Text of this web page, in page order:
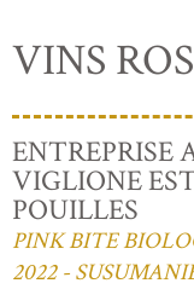
VINS
ENTREPRISE
VIGLIONE
POUILLES
PINK BITE
2022 -